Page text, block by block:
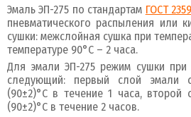
Эмаль ЭП-275 по стандартам ГОСТ
пневматического распыления или
сушки: межслойная сушка при
температуре 90°С – 2 часа.
Для эмали ЭП-275 режим сушки при
следующий: первый слой эмали
(90±2)°С в течение 1 часа, второй
(90±2)°С в течение 2 часов.